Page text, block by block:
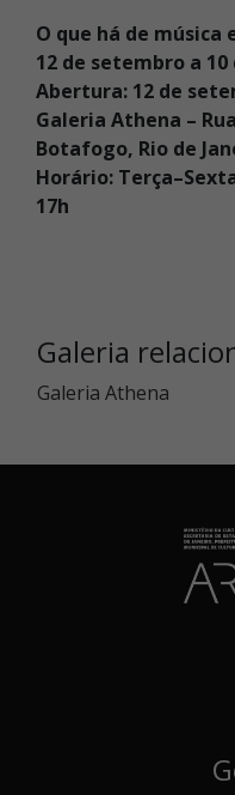
O que há de música
12 de setembro a
Abertura: 12 de
Galeria Athena –
Botafogo, Rio de
Horário:
17h
Galeria
Galeria Athena